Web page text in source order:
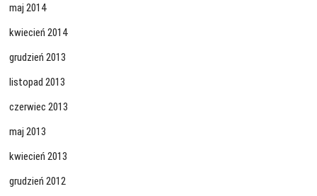
maj 2014
kwiecień 2014
grudzień 2013
listopad 2013
czerwiec 2013
maj 2013
kwiecień 2013
grudzień 2012